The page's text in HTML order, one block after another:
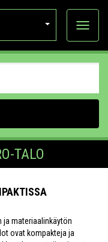
Näytä
TALO
ja materiaalinkäytön
ovat kompakteja ja